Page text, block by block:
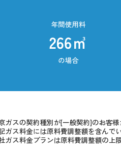
ガスの契約種別が[一般契約]のお客様
ガス料金には原料費調整額を含んでい
ガス料金プランは原料費調整額の上